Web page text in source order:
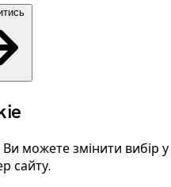
Ви можете змінити вибір у
сайту.